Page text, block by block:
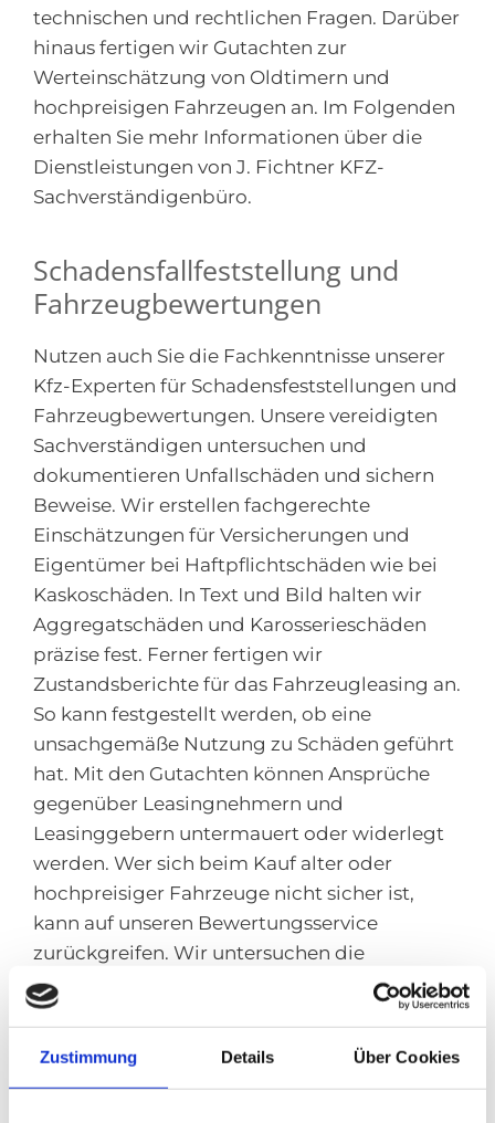
Zustimmung Details Über Cookies
technischen und rechtlichen Fragen. Darüber
hinaus fertigen wir Gutachten zur
Werteinschätzung von Oldtimern und
hochpreisigen Fahrzeugen an. Im Folgenden
erhalten Sie mehr Informationen über die
Dienstleistungen von J. Fichtner KFZ-
Sachverständigenbüro.
Schadensfallfeststellung und
Fahrzeugbewertungen
Nutzen auch Sie die Fachkenntnisse unserer
Kfz-Experten für Schadensfeststellungen und
Fahrzeugbewertungen. Unsere vereidigten
Sachverständigen untersuchen und
dokumentieren Unfallschäden und sichern
Beweise. Wir erstellen fachgerechte
Einschätzungen für Versicherungen und
Eigentümer bei Haftpflichtschäden wie bei
Kaskoschäden. In Text und Bild halten wir
Aggregatschäden und Karosserieschäden
präzise fest. Ferner fertigen wir
Zustandsberichte für das Fahrzeugleasing an.
So kann festgestellt werden, ob eine
unsachgemäße Nutzung zu Schäden geführt
hat. Mit den Gutachten können Ansprüche
gegenüber Leasingnehmern und
Leasinggebern untermauert oder widerlegt
werden. Wer sich beim Kauf alter oder
hochpreisiger Fahrzeuge nicht sicher ist,
kann auf unseren Bewertungsservice
zurückgreifen. Wir untersuchen die
Fahrzeuge auf Zustand und Reparaturbedarf.
Darüber hinaus untersuchen wir, ob Autos
fachgerecht instandgesetzt wurden. Hier das
gesamte Leistungsspektrum im Überblick: